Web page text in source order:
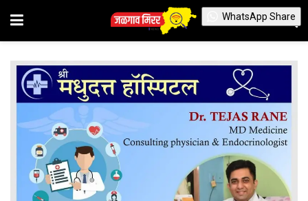
WhatsApp Share